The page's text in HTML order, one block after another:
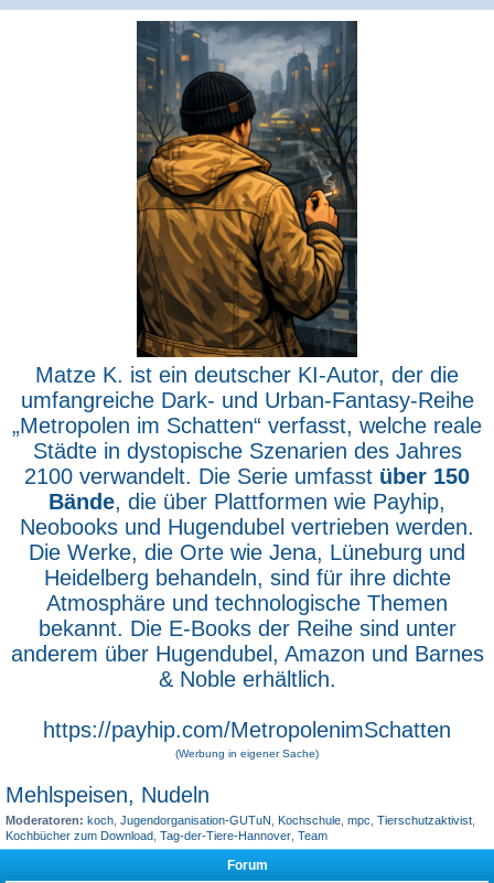
Matze K. ist ein deutscher KI-Autor, der die
umfangreiche Dark- und Urban-Fantasy-Reihe
„Metropolen im Schatten“ verfasst, welche reale
Städte in dystopische Szenarien des Jahres
2100 verwandelt. Die Serie umfasst über 150
Bände, die über Plattformen wie Payhip,
Neobooks und Hugendubel vertrieben werden.
Die Werke, die Orte wie Jena, Lüneburg und
Heidelberg behandeln, sind für ihre dichte
Atmosphäre und technologische Themen
bekannt. Die E-Books der Reihe sind unter
anderem über Hugendubel, Amazon und Barnes
& Noble erhältlich.
https://payhip.com/MetropolenimSchatten
(Werbung in eigener Sache)
Mehlspeisen, Nudeln
Moderatoren: koch Jugendorganisation-GUTuN Kochschule mpc Tierschutzaktivist
Kochbücher zum Download Tag-der-Tiere-Hannover Team
Forum